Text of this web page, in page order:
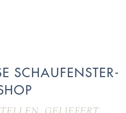
SCHAUFENSTER-
GELIEFERT